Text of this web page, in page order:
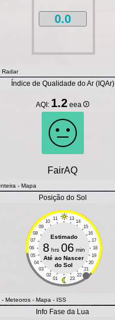
0.0
Radar
Índice de Qualidade do Ar (IQAr)
AQI: 1.2 eea
FairAQ
- Mapa
Posição do Sol
11 13
10
14
09
15
08
16
07
17
06
18
05
19
04
20
03
21
02
22
01 23
Estimado
8hrs 06min
Até ao Nascer
do Sol
- Meteoros - Mapa - ISS
Info Fase da Lua